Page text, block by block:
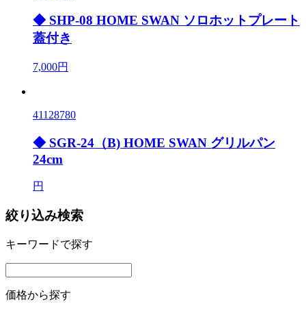
◆ SHP-08 HOME SWAN ソロホットプレート
蓋付き
7,000円
41128780
◆ SGR-24（B) HOME SWAN グリルパン
24cm
円
絞り込み検索
キーワードで探す
価格から探す